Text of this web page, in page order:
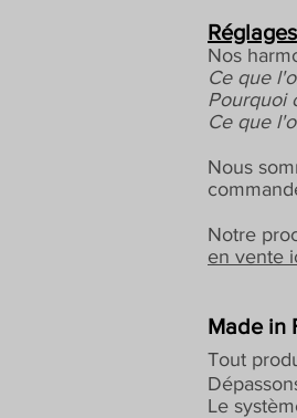
Réglages
Nos
Ce que
Pourquoi
Ce que
Nous
Notre
en vente
Made in
Tout
Le